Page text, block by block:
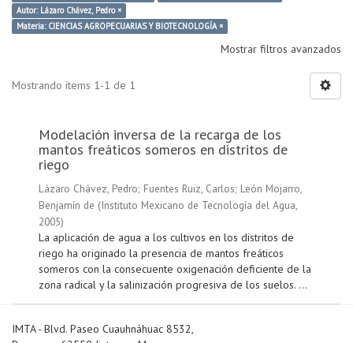
Autor: Lázaro Chávez, Pedro ×
Materia: CIENCIAS AGROPECUARIAS Y BIOTECNOLOGÍA ×
Mostrar filtros avanzados
Mostrando ítems 1-1 de 1
Modelación inversa de la recarga de los
mantos freáticos someros en distritos de
riego
Lázaro Chávez, Pedro; Fuentes Ruiz, Carlos; León Mojarro,
Benjamín de (Instituto Mexicano de Tecnología del Agua,
2005)
La aplicación de agua a los cultivos en los distritos de
riego ha originado la presencia de mantos freáticos
someros con la consecuente oxigenación deficiente de la
zona radical y la salinización progresiva de los suelos. ...
IMTA - Blvd. Paseo Cuauhnáhuac 8532,